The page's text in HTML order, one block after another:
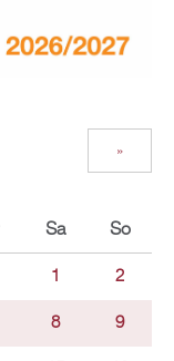
»
Sa So
1 2
8 9